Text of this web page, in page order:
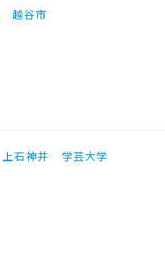
越谷市
上石神井
学芸大学